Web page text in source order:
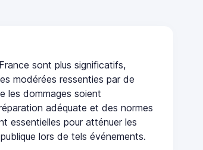
sont plus significatifs,
modérées ressenties par de
les dommages soient
adéquate et des normes
essentielles pour atténuer les
lors de tels événements.